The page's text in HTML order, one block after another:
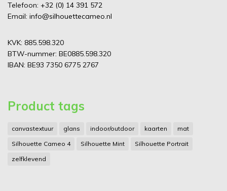
Telefoon: +32 (0) 14 391 572
Email: info@silhouettecameo.nl
KVK: 885.598.320
BTW-nummer: BE0885.598.320
IBAN: BE93 7350 6775 2767
Product tags
canvastextuur glans indoor/outdoor kaarten
mat
Silhouette Cameo 4
Silhouette Mint
Silhouette Portrait
zelfklevend